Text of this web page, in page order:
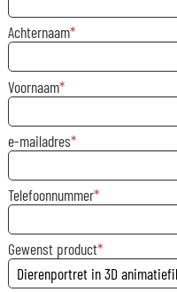
Achternaam
Voornaam
e-mailadres
Telefoonnummer
Gewenst product